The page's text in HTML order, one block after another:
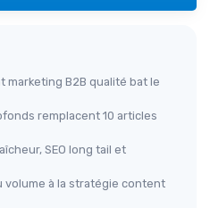
B2B qualité bat le
remplacent 10 articles
SEO long tail et
volume à la stratégie content